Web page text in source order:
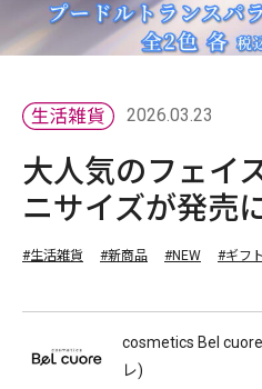
2026.03.23
大人気のフェイ
ニサイズが発売
#生活雑貨 #新商品 #NEW #ギフト
cosmetics Bel
レ)